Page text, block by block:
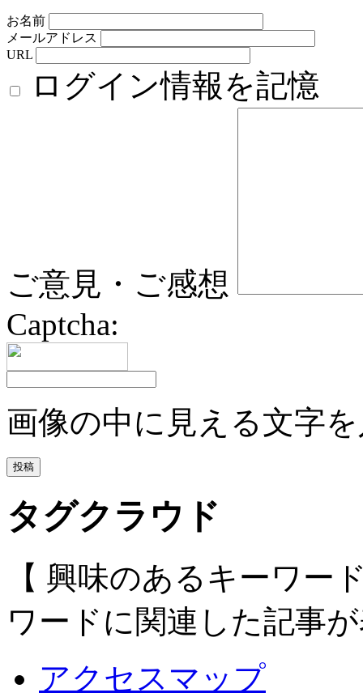
お名前
メールアドレス
URL
ログイン情報を記憶
ご意見・ご感想
Captcha:
画像の中に見える文字
タグクラウド
【 興味のあるキーワー
ワードに関連した記事
アクセスマップ